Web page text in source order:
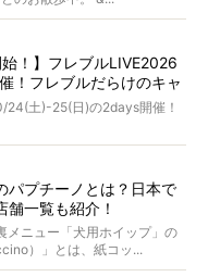
始！】フレブルLIVE2026
！フレブルだらけのキャ
も新登場!?
24(土)-25(日)の2days開催！
パプチーノとは？日本で
一覧も紹介！
メニュー「犬用ホイップ」の
）」とは、紙コッ...